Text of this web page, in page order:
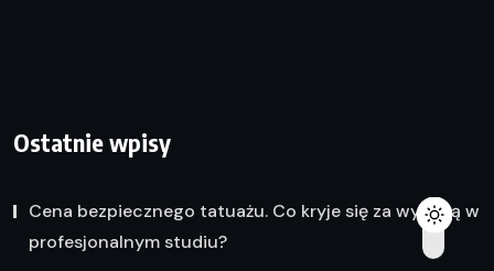
Ostatnie wpisy
Cena bezpiecznego tatuażu. Co kryje się za wyceną w
profesjonalnym studiu?